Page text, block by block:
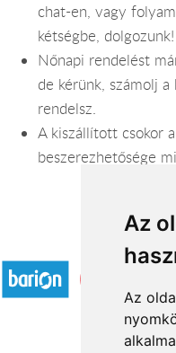
Az
Az
chat-en, vagy
kétségbe, dolgozunk!
Nőnapi rendelést
de kérünk, számolj
rendelsz.
A kiszállított csokor
beszerezhetősége